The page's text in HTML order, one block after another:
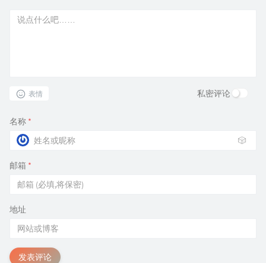
表情 私密评论
名称 *
🎲
邮箱 *
地址
发表评论